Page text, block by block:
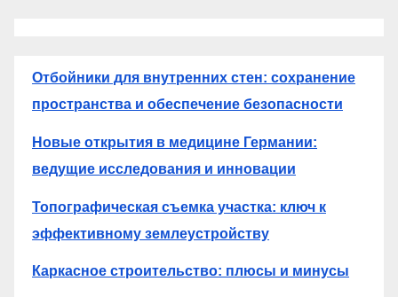
Отбойники для внутренних стен: сохранение
пространства и обеспечение безопасности
Новые открытия в медицине Германии:
ведущие исследования и инновации
Топографическая съемка участка: ключ к
эффективному землеустройству
Каркасное строительство: плюсы и минусы